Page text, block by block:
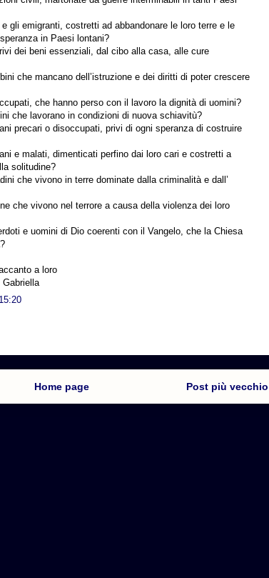
gli emigranti, costretti ad abbandonare le loro terre e le
in Paesi lontani?
dei beni essenziali, dal cibo alla casa, alle cure
che mancano dell’istruzione e dei diritti di poter crescere
che hanno perso con il lavoro la dignità di uomini?
che lavorano in condizioni di nuova schiavitù?
precari o disoccupati, privi di ogni speranza di costruire
e malati, dimenticati perfino dai loro cari e costretti a
solitudine?
che vivono in terre dominate dalla criminalità e dall’
che vivono nel terrore a causa della violenza dei loro
e uomini di Dio coerenti con il Vangelo, che la Chiesa
a loro
Gabriella
Post più vecchio
Home page